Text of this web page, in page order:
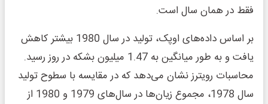
فقط در همان سال است.
بر اساس داده‌های اوپک، تولید در سال 1980 بیشتر کاهش
یافت و به طور میانگین به 1.47 میلیون بشکه در روز رسید.
محاسبات رویترز نشان می‌دهد که در مقایسه با سطوح تولید
سال 1978، مجموع زیان‌ها در سال‌های 1979 و 1980 از